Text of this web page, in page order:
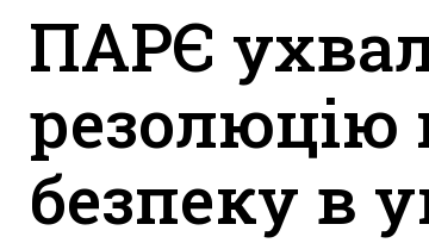
ПАРЄ
резолюцію
безпеку в